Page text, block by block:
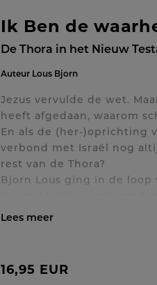
Ik Ben de
De Thora in het Nieuw
Auteur Lous Bjorn
Jezus vervulde de wet.
heeft afgedaan, waarom
En als de (her-)oprichting
verbond met Israël nog
rest van de Thora?
Bjorn Lous ging in de
publiceerde hij zijn eerste
dat we vergeten hoe Hij
16,95 EUR